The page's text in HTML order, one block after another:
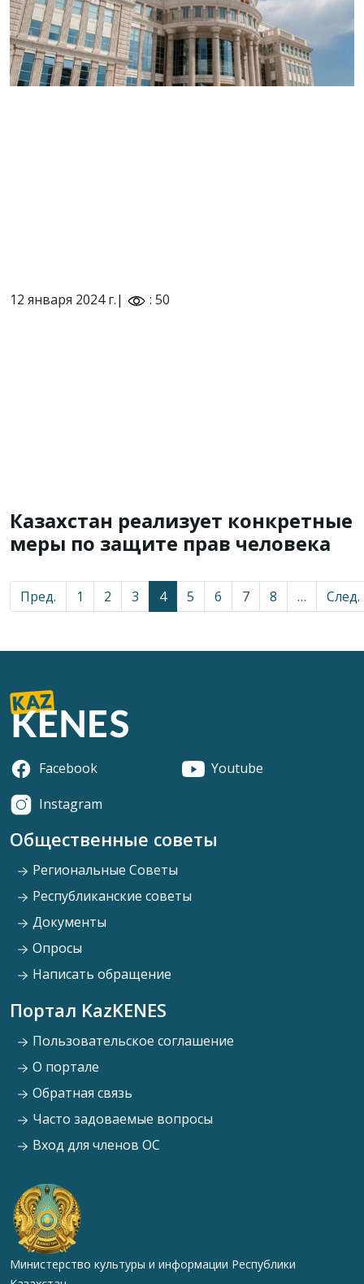
12 января 2024 г.| : 50
Казахстан реализует конкретные
меры по защите прав человека
Пред. 1 2 3 4 5 6 7 8 … След.
Facebook
Youtube
Instagram
Общественные советы
Региональные Советы
Республиканские советы
Документы
Опросы
Написать обращение
Портал KazKENES
Пользовательское соглашение
О портале
Обратная связь
Часто задоваемые вопросы
Вход для членов ОС
Министерство культуры и информации Республики